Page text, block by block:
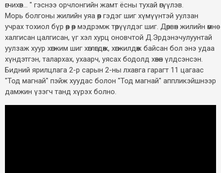
өгчихөв... " гэснээ орчлонгийн жамт ёсны тухай өгүүлэв.
Морь болгоны жилийн уяа өөр гэдэг шиг хүмүүнтэй уулзан
учрах тохиол бүр өөр өөр мэдрэмж төрүүлдэг шиг. Дөрвөн жилийн өмнө
халгисан цалгисан, үг хэл хурц оновчтой Д.Эрдэнэчулуунтай
уулзаж хуур хөгжим шиг хөглөгдөж, хөгжилдөж байсан бол энэ удаа
хүндэтгэн, талархах, ухаарч, уясах бодолд хөвөн үлдсэнсэн.
Бидний ярилцлага 2-р сарын 2-ны лхавга гарагт 11 цагаас
"Тод магнай" пэйж хуудас болон "Тод магнай" аппликэйшнээр
дамжин үзэгч танд хүрэх болно.